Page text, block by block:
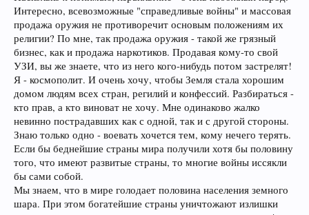
Интересно, всевозможные "справедливые войны" и массовая
продажа оружия не противоречит основым положениям их
религии? По мне, так продажа оружия - такой же грязный
бизнес, как и продажа наркотиков. Продавая кому-то свой
УЗИ, вы же знаете, что из него кого-нибудь потом застрелят!
Я - космополит. И очень хочу, чтобы Земля стала хорошим
домом людям всех стран, регилий и конфессий. Разбираться -
кто прав, а кто виноват не хочу. Мне одинаково жалко
невинно пострадавших как с одной, так и с другой стороны.
Знаю только одно - воевать хочется тем, кому нечего терять.
Если бы беднейшие страны мира получили хотя бы половину
того, что имеют развитые страны, то многие войны иссякли
бы сами собой.
Мы знаем, что в мире голодает половина населения земного
шара. При этом богатейшие страны уничтожают излишки